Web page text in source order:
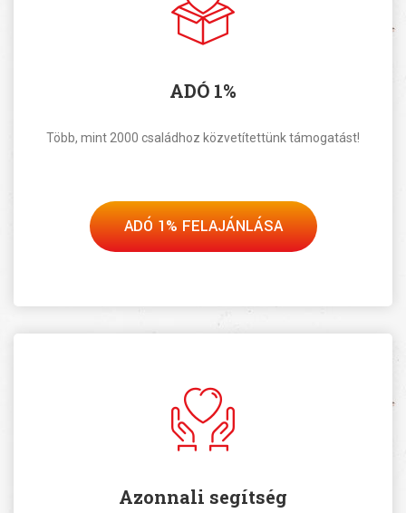
ADÓ 1%
Több, mint 2000 családhoz közvetítettünk támogatást!
ADÓ 1% FELAJÁNLÁSA
Azonnali segítség